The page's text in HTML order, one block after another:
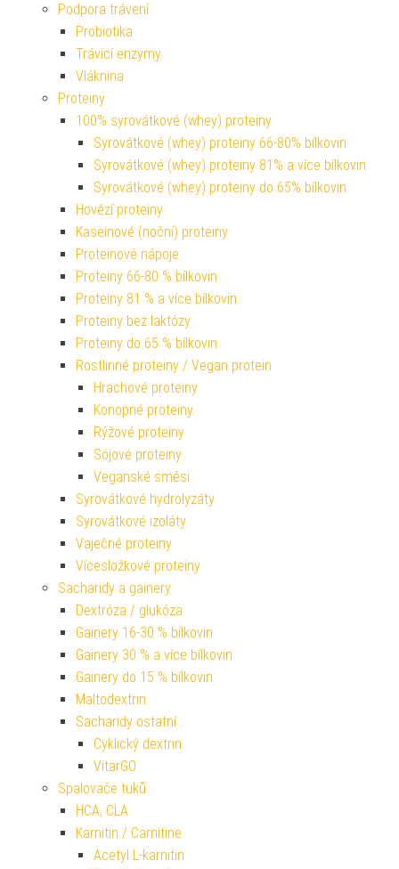
Podpora trávení
Probiotika
Trávicí enzymy
Vláknina
Proteiny
100% syrovátkové (whey) proteiny
Syrovátkové (whey) proteiny 66-80% bílkovin
Syrovátkové (whey) proteiny 81% a více bílkovin
Syrovátkové (whey) proteiny do 65% bílkovin
Hovězí proteiny
Kaseinové (noční) proteiny
Proteinové nápoje
Proteiny 66-80 % bílkovin
Proteiny 81 % a více bílkovin
Proteiny bez laktózy
Proteiny do 65 % bílkovin
Rostlinné proteiny / Vegan protein
Hrachové proteiny
Konopné proteiny
Rýžové proteiny
Sójové proteiny
Veganské směsi
Syrovátkové hydrolyzáty
Syrovátkové izoláty
Vaječné proteiny
Vícesložkové proteiny
Sacharidy a gainery
Dextróza / glukóza
Gainery 16-30 % bílkovin
Gainery 30 % a více bílkovin
Gainery do 15 % bílkovin
Maltodextrin
Sacharidy ostatní
Cyklický dextrin
VitarGO
Spalovače tuků
HCA, CLA
Karnitin / Carnitine
Acetyl L-karnitin